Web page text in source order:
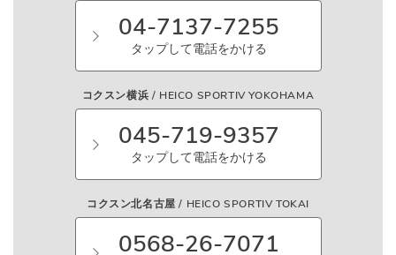
04-7137-7255
タップして電話をかける
コクスン横浜 / HEICO SPORTIV YOKOHAMA
045-719-9357
タップして電話をかける
コクスン北名古屋 / HEICO SPORTIV TOKAI
0568-26-7071